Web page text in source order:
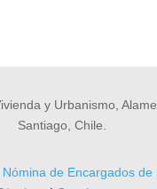
y Urbanismo,
Santiago, Chile.
Nómina de Encargados de